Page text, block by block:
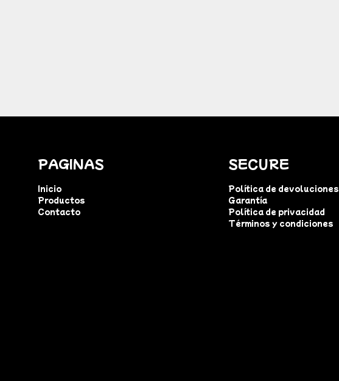
PAGINAS
Inicio
Productos
Contacto
SECURE
Política de devoluciones
Garantía
Política de privacidad
Términos y condiciones